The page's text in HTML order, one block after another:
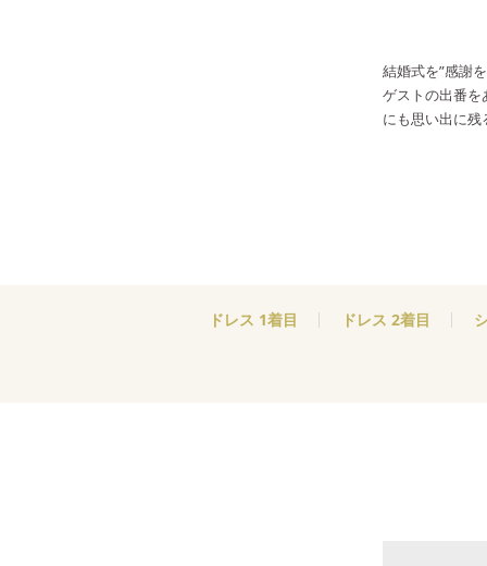
結婚式を”感謝
ゲストの出番を
にも思い出に残
ドレス 1着目 ドレス 2着目